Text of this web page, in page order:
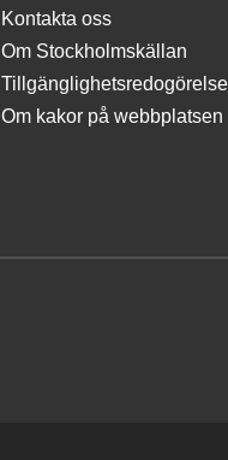
Kontakta oss
Om Stockholmskällan
Tillgänglighetsredogörelse
Om kakor på webbplatsen